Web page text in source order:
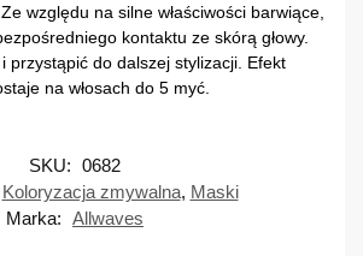
względu na silne właściwości barwiące,
kontaktu ze skórą głowy.
i przystąpić do dalszej stylizacji. Efekt
na włosach do 5 myć.
SKU: 0682
Koloryzacja zmywalna, Maski
Marka: Allwaves